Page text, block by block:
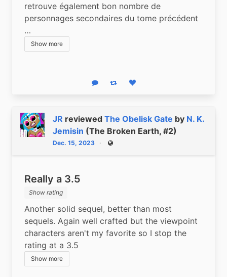
retrouve également bon nombre de
personnages secondaires du tome précédent
…
Show more
Reply Boost statusLike status
JR reviewed The Obelisk Gate by N. K.
Jemisin (The Broken Earth, #2)
Dec. 15, 2023 Public
Really a 3.5
Show rating
Another solid sequel, better than most
sequels. Again well crafted but the viewpoint
characters aren't my favorite so I stop the
rating at a 3.5
Show more